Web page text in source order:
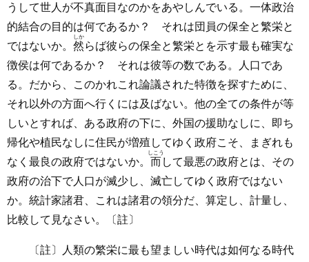
うして世人が不真面目なのかをあやしんでいる。一体政治
的結合の目的は何であるか？ それは団員の保全と繁栄と
ではないか。 然
しか
らば彼らの保全と繁栄とを示す最も確実な
徴侯は何であるか？ それは彼等の数である。人口であ
る。だから、このかれこれ論議された特徴を探すために、
それ以外の方面へ行くには及ばない。他の全ての条件が等
しいとすれば、ある政府の下に、外国の援助なしに、即ち
帰化や植民なしに住民が増殖してゆく政府こそ、まぎれも
なく最良の政府ではないか。 而
しこう
して最悪の政府とは、その
政府の治下で人口が滅少し、滅亡してゆく政府ではない
か。統計家諸君、これは諸君の領分だ、算定し、計量し、
比較して見なさい。〔註〕
〔註〕人類の繁栄に最も望ましい時代は如何なる時代